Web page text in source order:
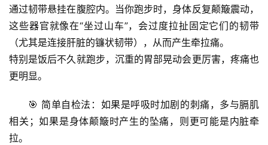
通过韧带悬挂在腹腔内。当你跑步时，身体反复颠簸震动，
这些器官就像在“坐过山车”，会过度拉扯固定它们的韧带
（尤其是连接肝脏的镰状韧带），从而产生牵拉痛。
特别是饭后不久就跑步，沉重的胃部晃动会更厉害，疼痛也
更明显。
🎯 简单自检法 ：如果是呼吸时加剧的刺痛，多与膈肌
相关；如果是身体颠簸时产生的坠痛，则更可能是内脏牵
拉。